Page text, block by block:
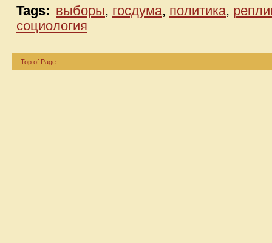
Tags: выборы, госдума, политика,
социология
Top of Page